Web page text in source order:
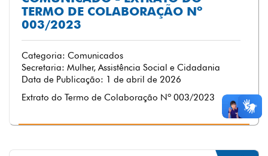
TERMO DE COLABORAÇÃO Nº
003/2023
Categoria: Comunicados
Secretaria: Mulher, Assistência Social e Cidadania
Data de Publicação: 1 de abril de 2026
Extrato do Termo de Colaboração Nº 003/2023